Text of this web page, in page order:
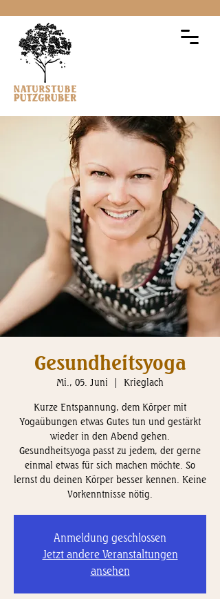
Gesundheitsyoga
Mi., 05. Juni
  |
Krieglach
Kurze Entspannung, dem Körper mit
Yogaübungen etwas Gutes tun und gestärkt
wieder in den Abend gehen.
Gesundheitsyoga passt zu jedem, der gerne
einmal etwas für sich machen möchte. So
lernst du deinen Körper besser kennen. Keine
Vorkenntnisse nötig.
Anmeldung geschlossen
Jetzt andere Veranstaltungen
ansehen